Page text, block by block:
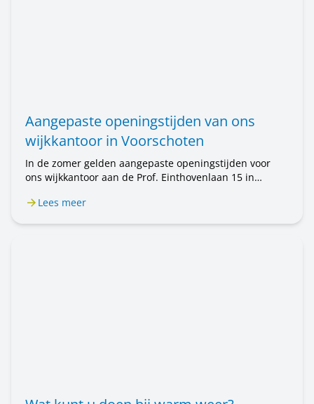
Aangepaste openingstijden van ons
wijkkantoor in Voorschoten
In de zomer gelden aangepaste openingstijden voor
ons wijkkantoor aan de Prof. Einthovenlaan 15 in
wijkkantoor alleen op afspraak geopend. Wilt u een
Lees meer